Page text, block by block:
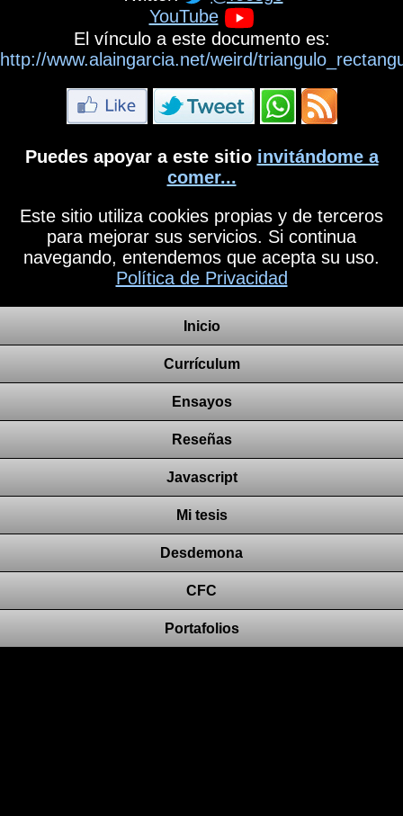
YouTube
El vínculo a este documento es:
http://www.alaingarcia.net/weird/
Puedes apoyar a este sitio invitándome a
comer...
Este sitio utiliza cookies propias y de terceros
para mejorar sus servicios. Si continua
navegando, entendemos que acepta su uso.
Política de Privacidad
Inicio
Currículum
Ensayos
Reseñas
Javascript
Mi tesis
Desdemona
CFC
Portafolios